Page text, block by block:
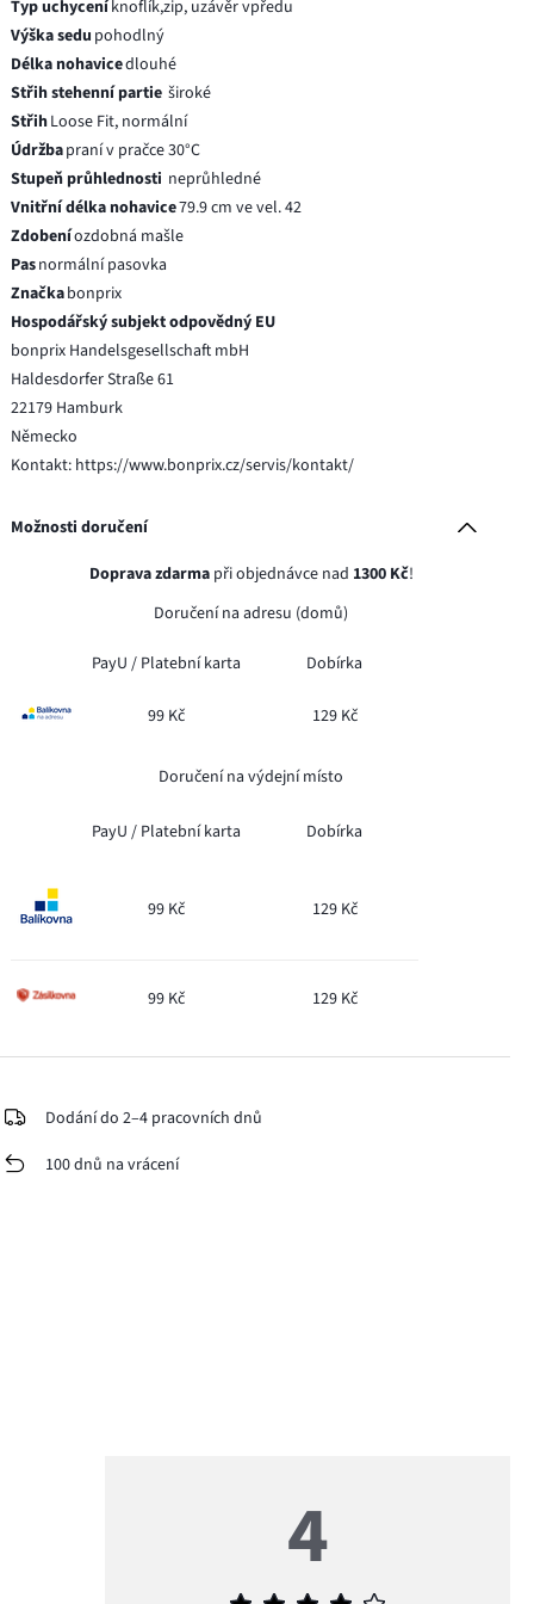
Typ uchyceníknoflík,zip, uzávěr vpředu
Výška sedu pohodlný
Délka nohavicedlouhé
Střih stehenní partie široké
StřihLoose Fit, normální
Údržbapraní v pračce 30°C
Stupeň průhlednosti neprůhledné
Vnitřní délka nohavice79.9 cm ve vel. 42
Zdobeníozdobná mašle
Pasnormální pasovka
Značkabonprix
Hospodářský subjekt odpovědný EU
bonprix Handelsgesellschaft mbH
Haldesdorfer Straße 61
22179 Hamburk
Německo
Kontakt: https://www.bonprix.cz/servis/kontakt/
Možnosti doručení
Doprava zdarmapři objednávce nad 1300 Kč!
Doručení na adresu (domů)
PayU / Platební karta Dobírka
99 Kč 129 Kč
Doručení na výdejní místo
PayU / Platební karta Dobírka
99 Kč 129 Kč
99 Kč 129 Kč
Dodání do 2–4 pracovních dnů
100 dnů na vrácení
4